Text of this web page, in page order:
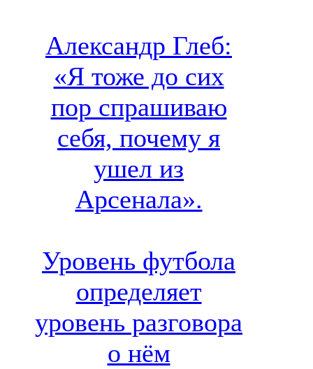
Александр Глеб:
«Я тоже до сих
пор спрашиваю
себя, почему я
ушел из
Арсенала».
Уровень футбола
определяет
уровень разговора
о нём